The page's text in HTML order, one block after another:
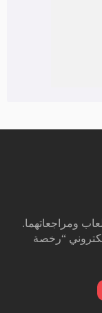
ومراجعاتهما.
“رخصة